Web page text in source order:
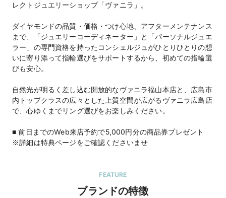
レクトジュエリーショップ「ヴァニラ」。
ダイヤモンドの品質・価格・つけ心地、アフターメンテナンス
まで、「ジュエリーコーディネーター」と「パーソナルジュエ
ラー」の専門資格を持ったコンシェルジュがひとりひとりの想
いに寄り添って指輪選びをサポートするから、初めての指輪選
びも安心。
自然光が明るく差し込む開放的なヴァニラ福山本店と、広島市
内トップクラスの広々とした上質空間が広がるヴァニラ広島店
で、心ゆくまでリング選びをお楽しみください。
■ 前日までのWeb来店予約で5,000円分の商品券プレゼント
FEATURE
ブランドの特徴